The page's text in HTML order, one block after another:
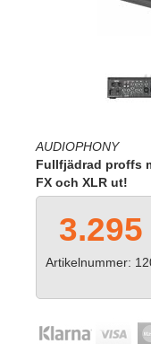
AUDIOPHONY
Fullfjädrad proffs
FX och XLR ut!
Artikelnummer: